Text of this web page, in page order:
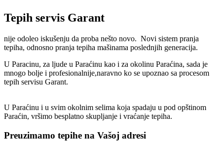
Tepih servis Garant
nije odoleo iskušenju da proba nešto novo. Novi sistem pranja
tepiha, odnosno pranja tepiha mašinama poslednjih generacija.
U Paracinu, za ljude u Paraćinu kao i za okolinu Paraćina, sada je
mnogo bolje i profesionalnije,naravno ko se upoznao sa procesom
tepih servisu Garant.
U Paraćinu i u svim okolnim selima koja spadaju u pod opštinom
Paraćin, vršimo besplatno skupljanje i vraćanje tepiha.
Preuzimamo tepihe na Vašoj adresi